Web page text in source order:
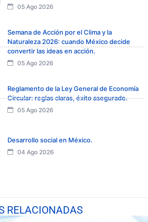
05 Ago 2026
Semana de Acción por el Clima y la
Naturaleza 2026: cuando México decide
convertir las ideas en acción.
05 Ago 2026
Reglamento de la Ley General de Economía
Circular: reglas claras, éxito asegurado.
05 Ago 2026
Desarrollo social en México.
04 Ago 2026
RELACIONADAS